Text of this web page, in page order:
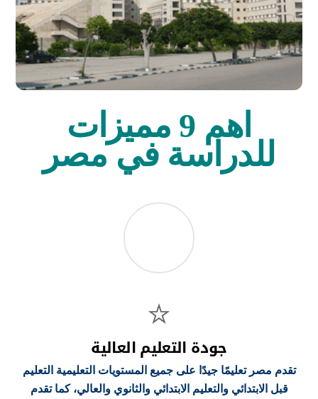
اهم 9 مميزات
للدراسة في مصر
جودة التعليم العالية
تقدم مصر تعليمًا جيدًا على جميع المستويات التعليمية التعليم
قبل الابتدائي والتعليم الابتدائي والثانوي والعالي، كما تقدم